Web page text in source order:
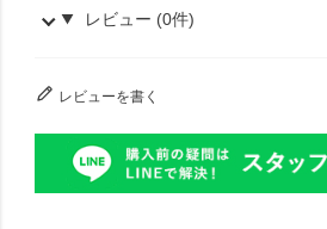
レビュー (0件)
レビューを書く